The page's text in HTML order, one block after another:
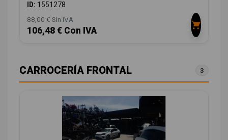
ID: 1551278
88,00 € Sin IVA
106,48 € Con IVA
CARROCERÍA FRONTAL 3